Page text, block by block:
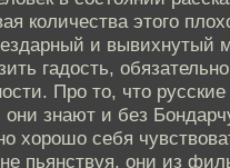
количества этого
и вывихнутый
гадость,
Про то, что
они знают и без
хорошо себя
пьянствуя, они из